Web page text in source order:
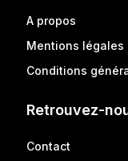
A propos
Mentions légales
Conditions
Retrouvez-
Contact